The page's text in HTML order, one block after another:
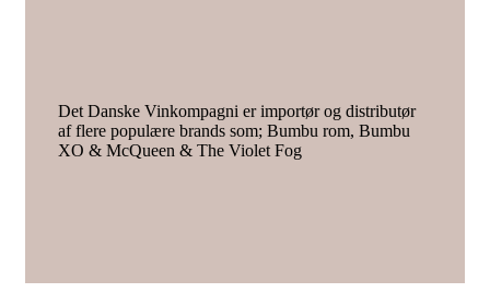
Det Danske Vinkompagni er importør og distributør
af flere populære brands som; Bumbu rom, Bumbu
XO & McQueen & The Violet Fog